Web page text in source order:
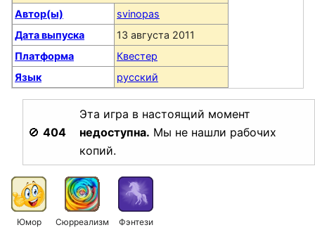
Автор(ы)
svinopas
Дата выпуска
13 августа 2011
Платформа
Квестер
Язык
русский
🚫 404
Эта игра в настоящий момент
недоступна. Мы не нашли рабочих
копий.
Юмор Сюрреализм Фэнтези